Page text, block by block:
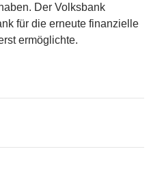
Der Volksbank
für die erneute finanzielle
ermöglichte.